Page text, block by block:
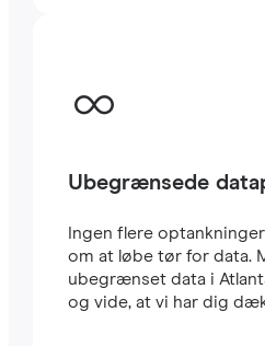
med din mobil, og i
Ubegrænsede
Ingen flere
om at løbe tør for data.
ubegrænset data i
og vide, at vi har dig